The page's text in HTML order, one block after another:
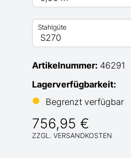
Stahlgüte
Artikelnummer: 46291
Lagerverfügbarkeit:
●
Begrenzt verfügbar
756,95 €
ZZGL. VERSANDKOSTEN